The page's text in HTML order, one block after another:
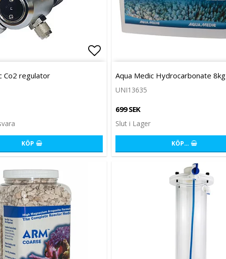
Lägg till i favoritlistan
Co2 regulator
KÖP
Aqua Medic Hydrocarbonate 8kg
UNI13635
699 SEK
Slut i Lager
KÖP…